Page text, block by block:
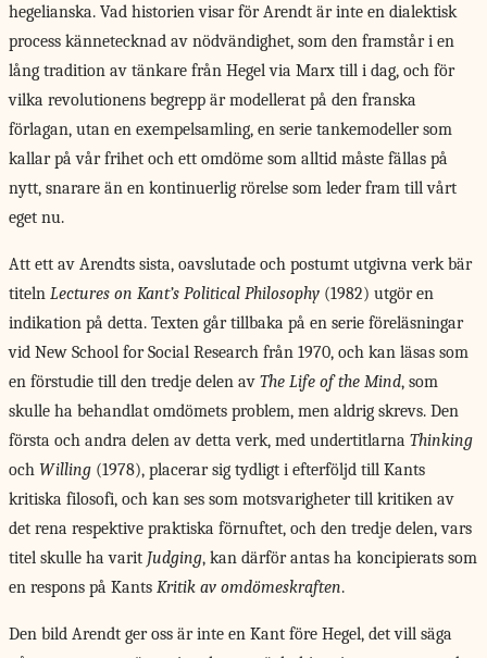
hegelianska. Vad historien visar för Arendt är inte en dialektisk
process kännetecknad av nödvändighet, som den framstår i en
lång tradition av tänkare från Hegel via Marx till i dag, och för
vilka revolutionens begrepp är modellerat på den franska
förlagan, utan en exempelsamling, en serie tankemodeller som
kallar på vår frihet och ett omdöme som alltid måste fällas på
nytt, snarare än en kontinuerlig rörelse som leder fram till vårt
eget nu.
Att ett av Arendts sista, oavslutade och postumt utgivna verk bär
titeln Lectures on Kant’s Political Philosophy (1982) utgör en
indikation på detta. Texten går tillbaka på en serie föreläsningar
vid New School for Social Research från 1970, och kan läsas som
en förstudie till den tredje delen av The Life of the Mind, som
skulle ha behandlat omdömets problem, men aldrig skrevs. Den
första och andra delen av detta verk, med undertitlarna Thinking
och Willing (1978), placerar sig tydligt i efterföljd till Kants
kritiska filosofi, och kan ses som motsvarigheter till kritiken av
det rena respektive praktiska förnuftet, och den tredje delen, vars
titel skulle ha varit Judging, kan därför antas ha koncipierats som
en respons på Kants Kritik av omdömeskraften.
Den bild Arendt ger oss är inte en Kant före Hegel, det vill säga